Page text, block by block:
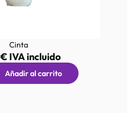
Cinta
€IVA incluido
Añadir al carrito